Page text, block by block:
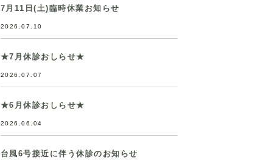
7月11日(土)臨時休業お知らせ
2026.07.10
★7月休診おしらせ★
2026.07.07
★6月休診おしらせ★
2026.06.04
台風6号接近に伴う休診のお知らせ